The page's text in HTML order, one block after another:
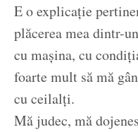
E o explicație
plăcerea mea dintr-
cu mașina, cu
foarte mult să mă
cu ceilalți.
Mă judec, mă